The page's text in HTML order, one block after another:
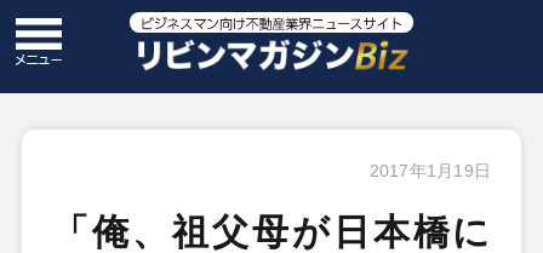
2017年1月19日
「俺、祖父母が日本橋に